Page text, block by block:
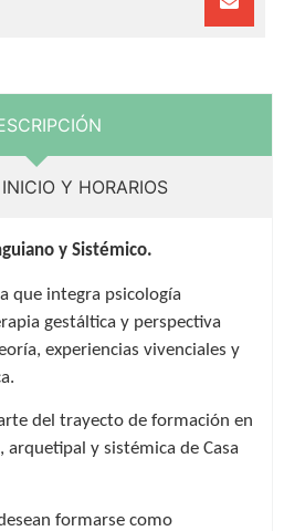
INICIO Y HORARIOS
y Sistémico.
que integra psicología
gestáltica y perspectiva
experiencias vivenciales y
del trayecto de formación en
arquetipal y sistémica de Casa
formarse como